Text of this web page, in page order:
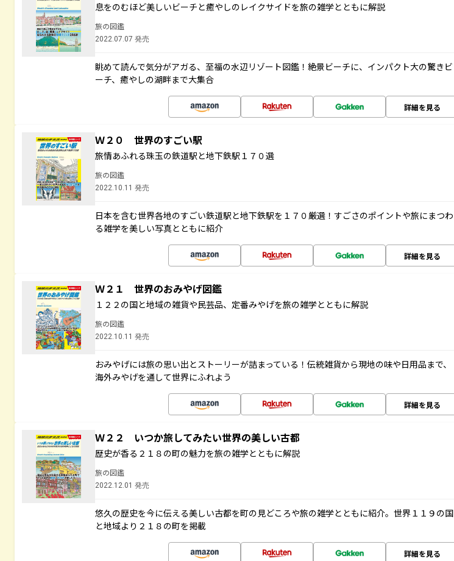
息をのむほど美しいビーチと癒やしのレイクサイドを旅の雑学とともに解説
旅の図鑑
2022.07.07 発売
眺めて読んで気分がアガる、至福の水辺リゾート図鑑！絶景ビーチに、インパクト大の驚きビ
ーチ、癒やしの湖畔まで大集合
詳細を見る
Ｗ２０ 世界のすごい駅
旅情あふれる珠玉の鉄道駅と地下鉄駅１７０選
旅の図鑑
2022.10.11 発売
日本を含む世界各地のすごい鉄道駅と地下鉄駅を１７０厳選！すごさのポイントや旅にまつわ
る雑学を美しい写真とともに紹介
詳細を見る
Ｗ２１ 世界のおみやげ図鑑
１２２の国と地域の雑貨や民芸品、定番みやげを旅の雑学とともに解説
旅の図鑑
2022.10.11 発売
おみやげには旅の思い出とストーリーが詰まっている！伝統雑貨から現地の味や日用品まで、
海外みやげを通して世界にふれよう
詳細を見る
Ｗ２２ いつか旅してみたい世界の美しい古都
歴史が香る２１８の町の魅力を旅の雑学とともに解説
旅の図鑑
2022.12.01 発売
悠久の歴史を今に伝える美しい古都を町の見どころや旅の雑学とともに紹介。世界１１９の国
と地域より２１８の町を掲載
詳細を見る